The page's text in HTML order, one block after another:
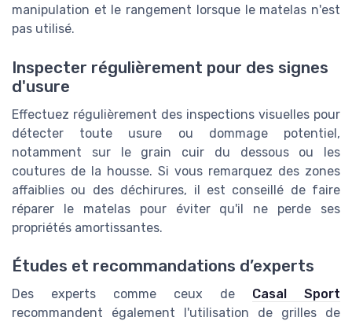
manipulation et le rangement lorsque le matelas n'est
pas utilisé.
Inspecter régulièrement pour des signes
d'usure
Effectuez régulièrement des inspections visuelles pour
détecter toute usure ou dommage potentiel,
notamment sur le grain cuir du dessous ou les
coutures de la housse. Si vous remarquez des zones
affaiblies ou des déchirures, il est conseillé de faire
réparer le matelas pour éviter qu'il ne perde ses
propriétés amortissantes.
Études et recommandations d’experts
Des experts comme ceux de Casal Sport
recommandent également l'utilisation de grilles de